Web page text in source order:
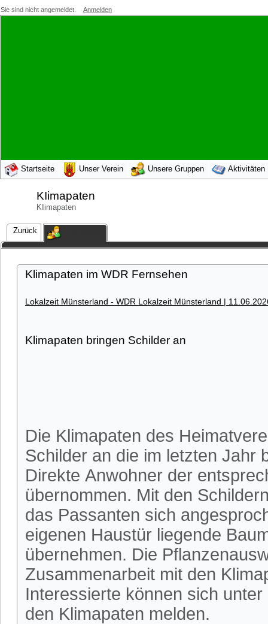
Sie sind nicht angemeldet. Anmelden
Startseite Unser Verein Unsere Gruppen Aktivitäten
KIimapaten
KIimapaten
Zurück
Klimapaten im WDR Fernsehen
Lokalzeit Münsterland - WDR Lokalzeit Münsterland |
Klimapaten bringen Schilder an
Die Klimapaten des
Schilder an die im letzten Jahr
Direkte Anwohner der
übernommen. Mit den
das Passanten sich
eigenen Haustür liegende
übernehmen. Die
Zusammenarbeit mit den
Interessierte können sich
den Klimapaten melden.